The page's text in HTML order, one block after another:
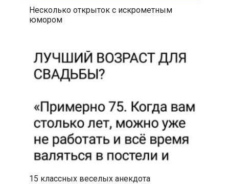
Несколько открыток с искрометным
юмором
15 классных веселых анекдота